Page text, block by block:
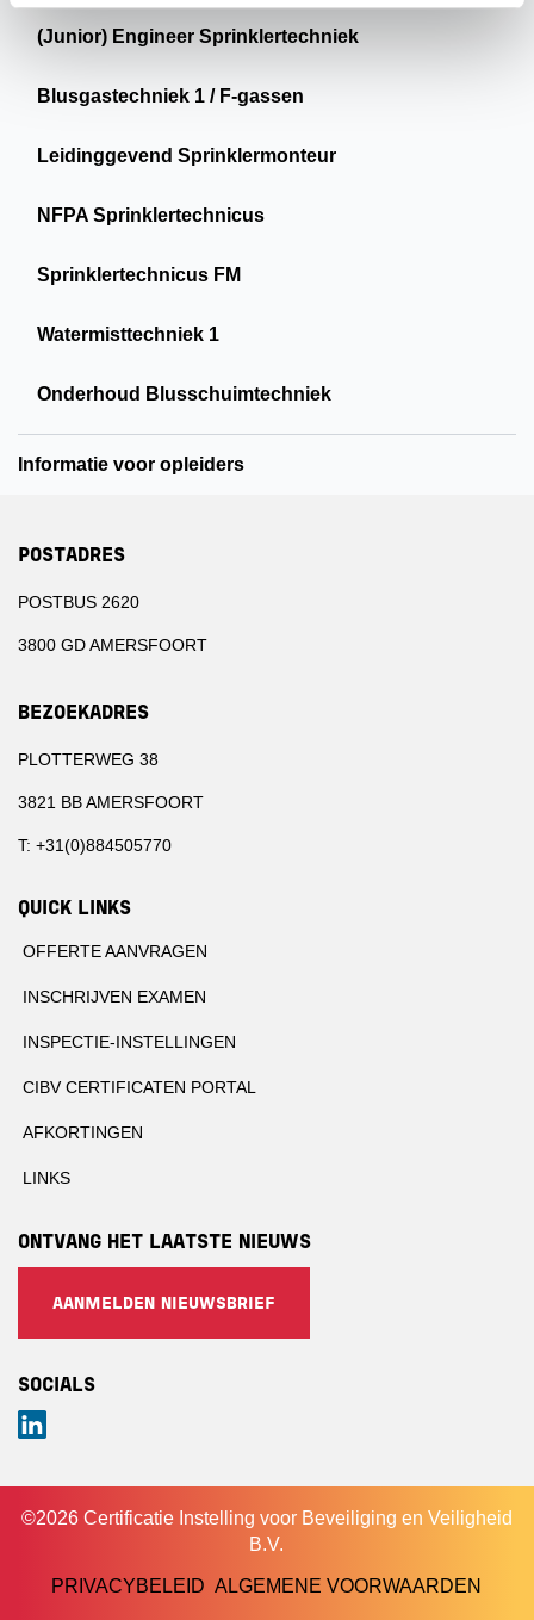
(Junior) Engineer Sprinklertechniek
Blusgastechniek 1 / F-gassen
Leidinggevend Sprinklermonteur
NFPA Sprinklertechnicus
Sprinklertechnicus FM
Watermisttechniek 1
Onderhoud Blusschuimtechniek
Informatie voor opleiders
POSTADRES
POSTBUS 2620
3800 GD AMERSFOORT
BEZOEKADRES
PLOTTERWEG 38
3821 BB AMERSFOORT
T: +31(0)884505770
QUICK LINKS
OFFERTE AANVRAGEN
INSCHRIJVEN EXAMEN
INSPECTIE-INSTELLINGEN
CIBV CERTIFICATEN PORTAL
AFKORTINGEN
LINKS
ONTVANG HET LAATSTE NIEUWS
AANMELDEN NIEUWSBRIEF
SOCIALS
©2026 Certificatie Instelling voor Beveiliging en Veiligheid
B.V.
PRIVACYBELEID ALGEMENE VOORWAARDEN